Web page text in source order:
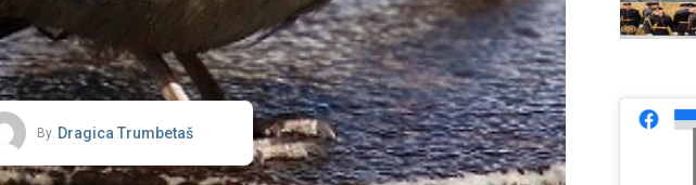
By Dragica Trumbetaš